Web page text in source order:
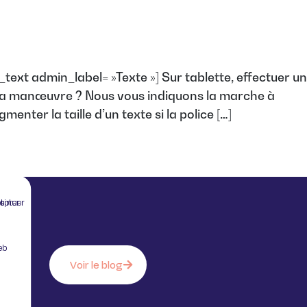
accepter
admin_label= »Texte »] Sur tablette, effectuer un
manœuvre ? Nous vous indiquons la marche à
la taille d’un texte si la police […]
Voir le blog